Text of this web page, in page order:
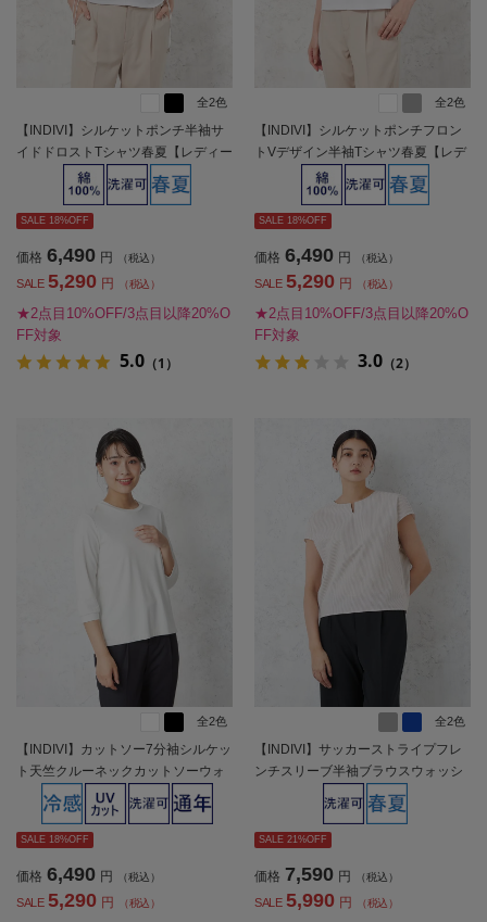
全2色
【INDIVI】シルケットポンチ半袖サ
イドドロストTシャツ春夏【レディー
SALE 18%OFF
価格 6,490 円 （税込）
SALE 5,290 円 （税込）
★2点目10%OFF/3点目以降20%O
FF対象
5.0 （1）
全2色
【INDIVI】シルケットポンチフロン
トVデザイン半袖Tシャツ春夏【レデ
SALE 18%OFF
価格 6,490 円 （税込）
SALE 5,290 円 （税込）
★2点目10%OFF/3点目以降20%O
FF対象
3.0 （2）
全2色
【INDIVI】カットソー7分袖シルケッ
ト天竺クルーネックカットソーウォ
ッシャブル無地通年【レディース】
SALE 18%OFF
価格 6,490 円 （税込）
SALE 5,290 円 （税込）
全2色
【INDIVI】サッカーストライプフレ
ンチスリーブ半袖ブラウスウォッシ
ャブル春夏【レディース】
SALE 21%OFF
価格 7,590 円 （税込）
SALE 5,990 円 （税込）